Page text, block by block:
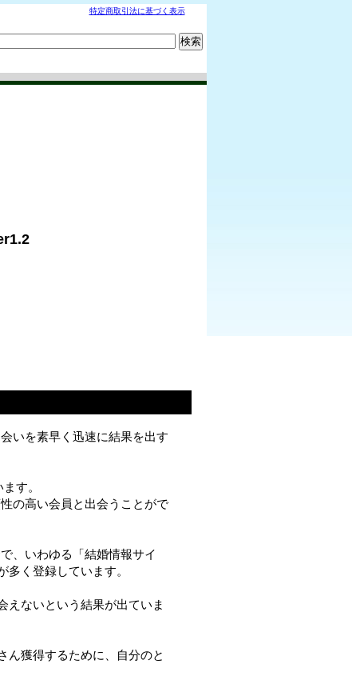
特定商取引法に基づく表示
いを素早く迅速に結果を出す
す。
の高い会員と出会うことがで
、いわゆる「結婚情報サイ
く登録しています。
えないという結果が出ていま
ん獲得するために、自分のと